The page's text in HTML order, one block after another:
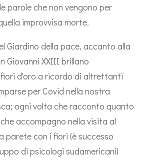
parole che non vengono per
improvvisa morte.
Giardino della pace, accanto alla
Giovanni XXIII brillano
d'oro a ricordo di altrettanti
per Covid nella nostra
ogni volta che racconto quanto
accompagno nella visita al
parete con i fiori (è successo
di psicologi sudamericani)